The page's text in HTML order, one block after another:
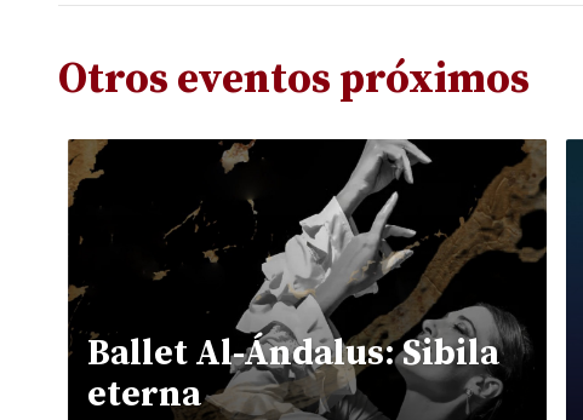
Otros eventos próximos
Ballet Al-Ándalus: Sibila
eterna